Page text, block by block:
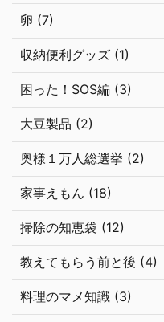
卵 (7)
収納便利グッズ (1)
困った！SOS編 (3)
大豆製品 (2)
奥様１万人総選挙 (2)
家事えもん (18)
掃除の知恵袋 (12)
教えてもらう前と後 (4)
料理のマメ知識 (3)